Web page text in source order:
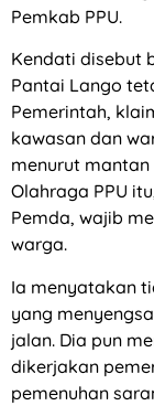
Pemkab PPU.
Kendati disebut
Pantai Lango
Pemerintah,
kawasan dan
menurut
Olahraga PPU
Pemda, wajib
warga.
Ia menyatakan
yang
jalan. Dia pun
dikerjakan
pemenuhan